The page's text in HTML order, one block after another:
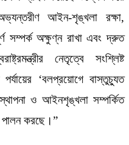
আইন-শৃঙ্খলা রক্ষা,
সম্পর্ক অক্ষুণ্ন রাখা এবং দ্রুত
নেতৃত্বে সংশ্লিষ্ট
‘বলপ্রয়োগে বাস্তুচ্যুত
ও আইনশৃঙ্খলা সম্পর্কিত
পালন করছে।”